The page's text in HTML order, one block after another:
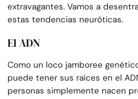
extravagantes. Vamos a
estas tendencias neuróticas.
El ADN
Como un loco jamboree
puede tener sus raíces en el
personas simplemente nacen